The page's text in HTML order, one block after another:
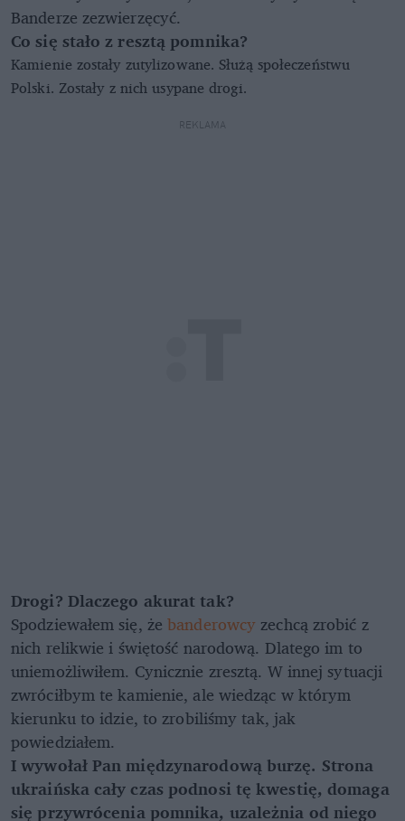
Banderze zezwierzęcyć.
Co się stało z resztą pomnika?
Kamienie zostały zutylizowane. Służą społeczeństwu
Polski. Zostały z nich usypane drogi.
REKLAMA
Drogi? Dlaczego akurat tak?
Spodziewałem się, żebanderowcy zechcą zrobić z
nich relikwie i świętość narodową. Dlatego im to
uniemożliwiłem. Cynicznie zresztą. W innej sytuacji
zwróciłbym te kamienie, ale wiedząc w którym
kierunku to idzie, to zrobiliśmy tak, jak
powiedziałem.
I wywołał Pan międzynarodową burzę. Strona
ukraińska cały czas podnosi tę kwestię, domaga
się przywrócenia pomnika, uzależnia od niego